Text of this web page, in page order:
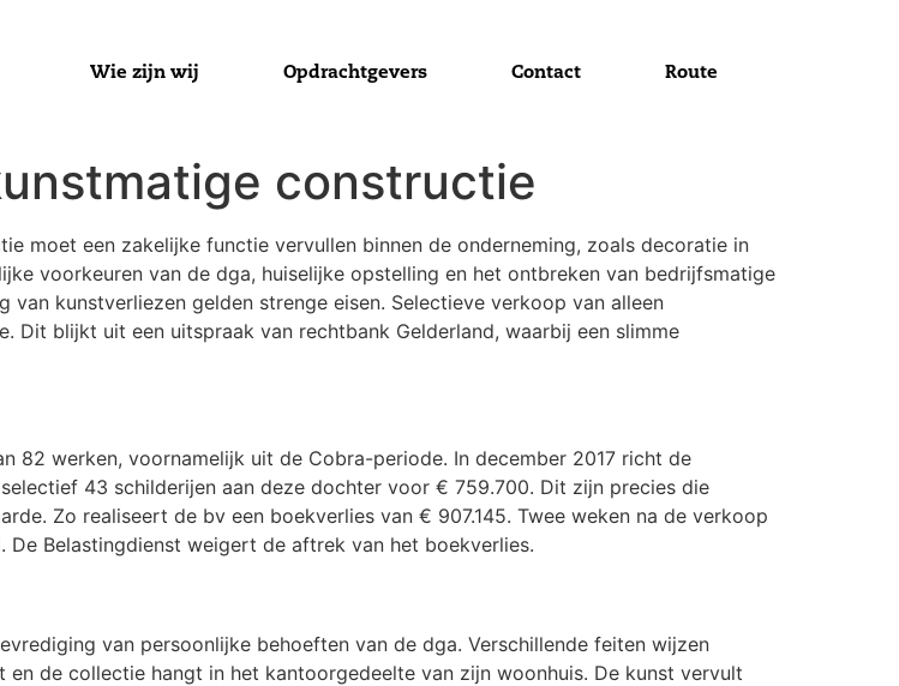
Wie zijn wij Opdrachtgevers Contact Route
constructie
moet een zakelijke functie vervullen binnen de onderneming, zoals decoratie in
voorkeuren van de dga, huiselijke opstelling en het ontbreken van bedrijfsmatige
kunstverliezen gelden strenge eisen. Selectieve verkoop van alleen
Dit blijkt uit een uitspraak van rechtbank Gelderland, waarbij een slimme
82 werken, voornamelijk uit de Cobra-periode. In december 2017 richt de
43 schilderijen aan deze dochter voor € 759.700. Dit zijn precies die
Zo realiseert de bv een boekverlies van € 907.145. Twee weken na de verkoop
Belastingdienst weigert de aftrek van het boekverlies.
van persoonlijke behoeften van de dga. Verschillende feiten wijzen
de collectie hangt in het kantoorgedeelte van zijn woonhuis. De kunst vervult